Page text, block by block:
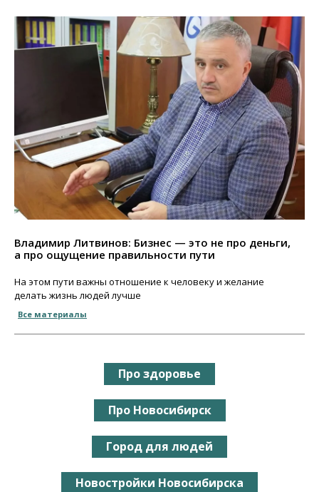
Владимир Литвинов: Бизнес — это не про деньги,
а про ощущение правильности пути
На этом пути важны отношение к человеку и желание
делать жизнь людей лучше
Все материалы
Про здоровье
Про Новосибирск
Город для людей
Новостройки Новосибирска